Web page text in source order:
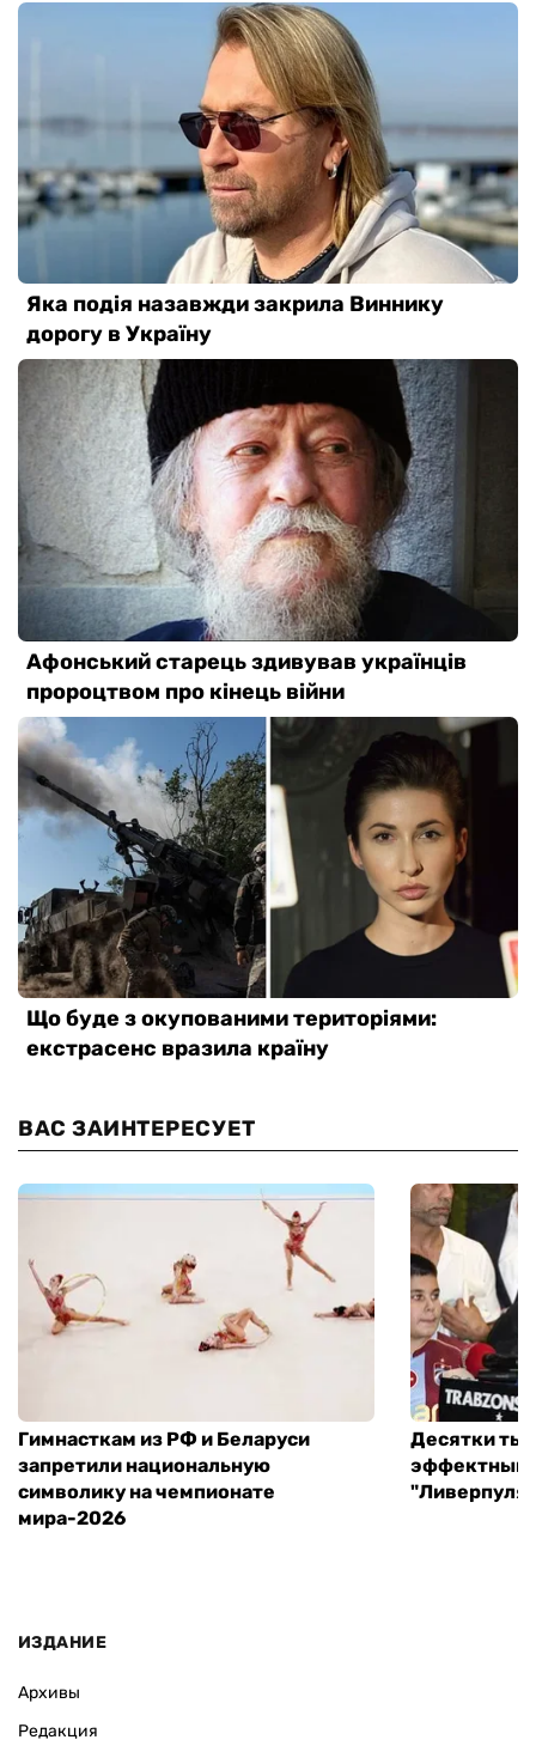
ВАС ЗАИНТЕРЕСУЕТ
Гимнасткам из РФ и Беларуси
запретили национальную
символику на чемпионате
мира-2026
Десятки
эффектный
ИЗДАНИЕ
Архивы
Редакция